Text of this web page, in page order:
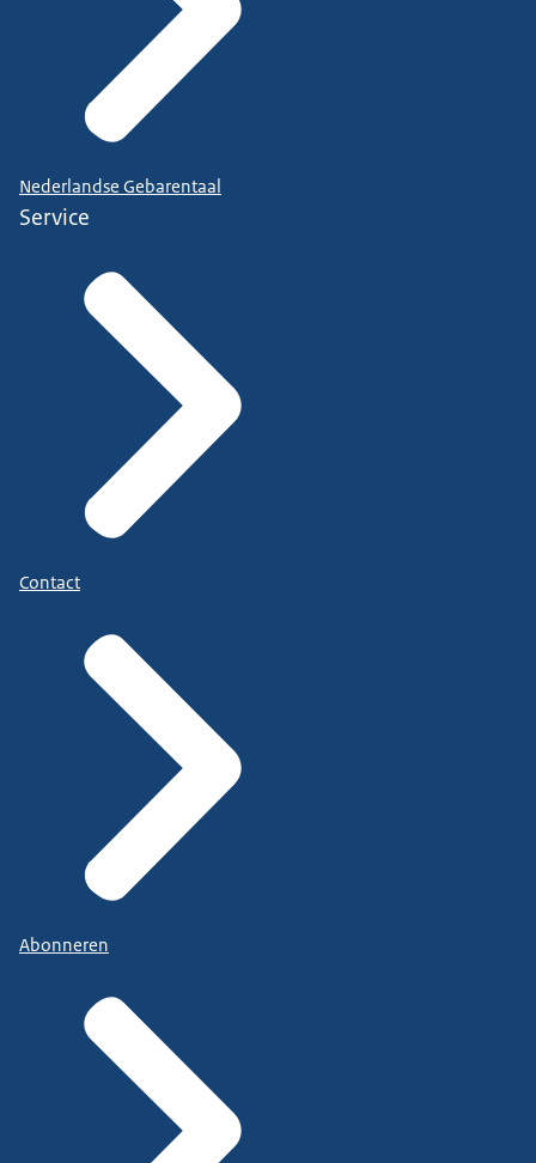
Nederlandse Gebarentaal
Service
Contact
Abonneren